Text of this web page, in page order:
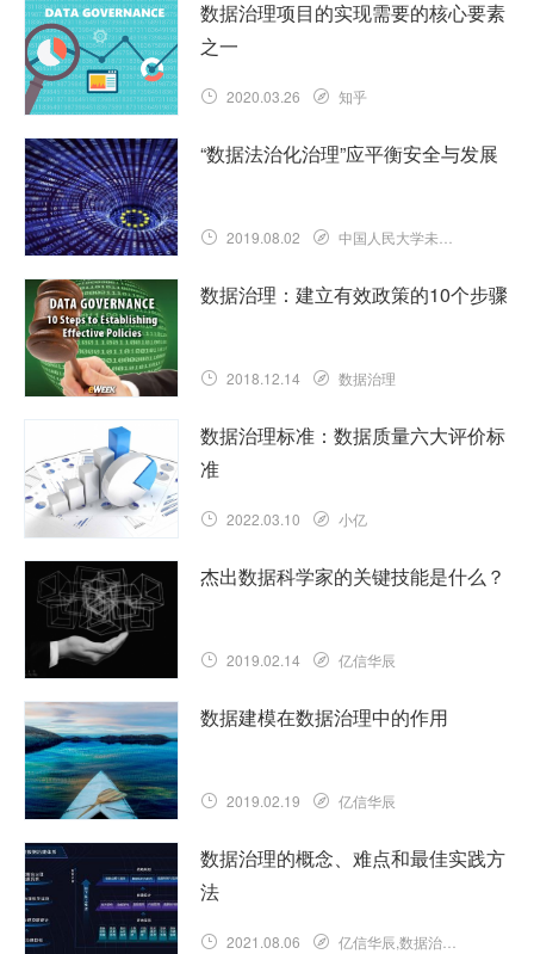
数据治理项目的实现需要的核心要素
之一
2020.03.26 知乎
“数据法治化治理”应平衡安全与发展
2019.08.02 中国人民大学未来法治研究院
数据治理：建立有效政策的10个步骤
2018.12.14 数据治理
数据治理标准：数据质量六大评价标
准
2022.03.10 小亿
杰出数据科学家的关键技能是什么？
2019.02.14 亿信华辰
数据建模在数据治理中的作用
2019.02.19 亿信华辰
数据治理的概念、难点和最佳实践方
法
2021.08.06 亿信华辰,数据治理的实践方法